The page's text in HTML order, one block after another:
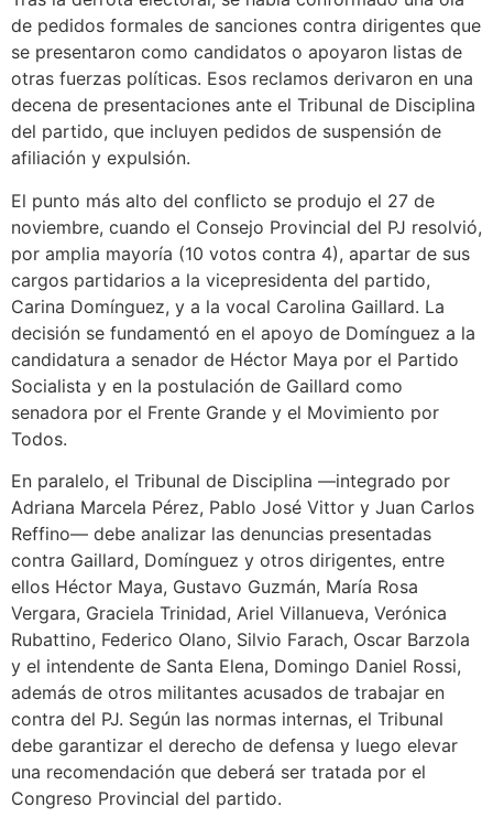
de pedidos formales de sanciones contra dirigentes que
se presentaron como candidatos o apoyaron listas de
otras fuerzas políticas. Esos reclamos derivaron en una
decena de presentaciones ante el Tribunal de Disciplina
del partido, que incluyen pedidos de suspensión de
afiliación y expulsión.
El punto más alto del conflicto se produjo el 27 de
noviembre, cuando el Consejo Provincial del PJ resolvió,
por amplia mayoría (10 votos contra 4), apartar de sus
cargos partidarios a la vicepresidenta del partido,
Carina Domínguez, y a la vocal Carolina Gaillard. La
decisión se fundamentó en el apoyo de Domínguez a la
candidatura a senador de Héctor Maya por el Partido
Socialista y en la postulación de Gaillard como
senadora por el Frente Grande y el Movimiento por
Todos.
En paralelo, el Tribunal de Disciplina —integrado por
Adriana Marcela Pérez, Pablo José Vittor y Juan Carlos
Reffino— debe analizar las denuncias presentadas
contra Gaillard, Domínguez y otros dirigentes, entre
ellos Héctor Maya, Gustavo Guzmán, María Rosa
Vergara, Graciela Trinidad, Ariel Villanueva, Verónica
Rubattino, Federico Olano, Silvio Farach, Oscar Barzola
y el intendente de Santa Elena, Domingo Daniel Rossi,
además de otros militantes acusados de trabajar en
contra del PJ. Según las normas internas, el Tribunal
debe garantizar el derecho de defensa y luego elevar
una recomendación que deberá ser tratada por el
Congreso Provincial del partido.